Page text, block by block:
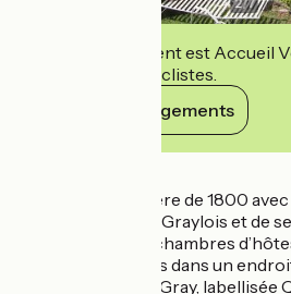
Cet établissement est Accueil
accueillir des cyclistes.
Voir ses engagements
Maison de caractère de 1800
proche du centre Graylois et de
touristiques. Ses chambres
idéalement situées dans un
Levrière d’Arc les Gray,